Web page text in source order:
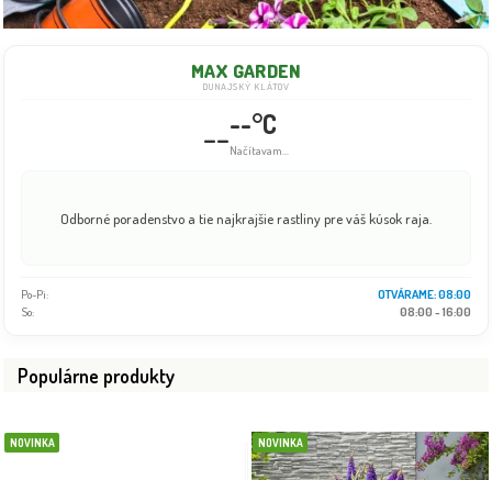
MAX GARDEN
DUNAJSKÝ KLÁTOV
--°C
Info dočasne nedostupné
Odborné poradenstvo a tie najkrajšie rastliny pre váš kúsok raja.
Po-Pi:
08:00 - 18:00
So:
08:00 - 16:00
Populárne produkty
NOVINKA NOVINKA